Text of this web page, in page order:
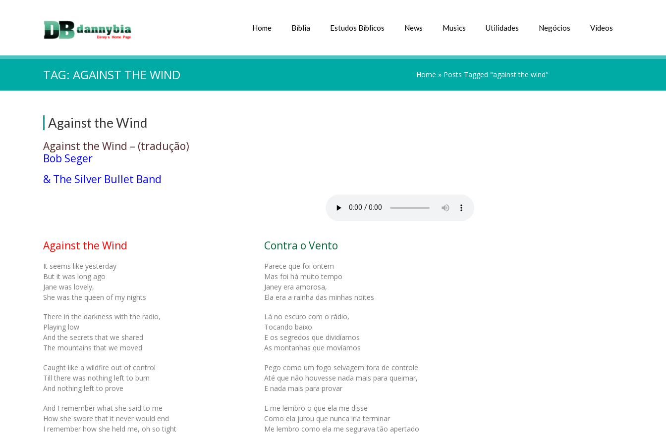
Home Bíblia Estudos Bíblicos News Musics Utilidades Negócios Vídeos
TAG: AGAINST THE WIND Home » Posts Tagged "against the wind"
Against the Wind
Against the Wind – (tradução)
Bob Seger
& The Silver Bullet Band
Against the Wind
It seems like yesterday
But it was long ago
Jane was lovely,
She was the queen of my nights
There in the darkness with the radio,
Playing low
And the secrets that we shared
The mountains that we moved
Caught like a wildfire out of control
Till there was nothing left to burn
And nothing left to prove
And I remember what she said to me
How she swore that it never would end
I remember how she held me, oh so tight
Contra o Vento
Parece que foi ontem
Mas foi há muito tempo
Janey era amorosa,
Ela era a rainha das minhas noites
Lá no escuro com o rádio,
Tocando baixo
E os segredos que dividíamos
As montanhas que movíamos
Pego como um fogo selvagem fora de controle
Até que não houvesse nada mais para queimar,
E nada mais para provar
E me lembro o que ela me disse
Como ela jurou que nunca iria terminar
Me lembro como ela me segurava tão apertado